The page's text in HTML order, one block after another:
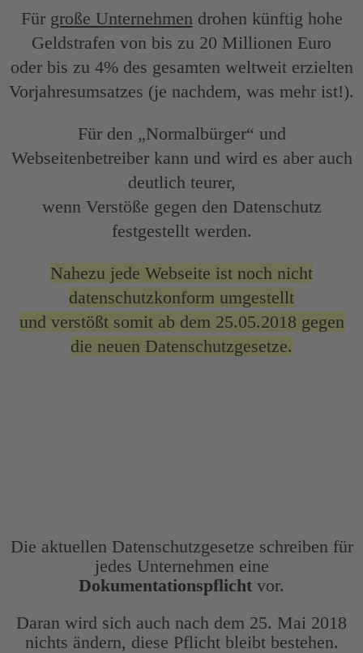
Für große Unternehmen drohen künftig hohe
Geldstrafen von bis zu 20 Millionen Euro
oder bis zu 4% des gesamten weltweit erzielten
Vorjahresumsatzes (je nachdem, was mehr ist!).
Für den „Normalbürger“ und
Webseitenbetreiber kann und wird es aber auch
deutlich teurer,
wenn Verstöße gegen den Datenschutz
festgestellt werden.
Nahezu jede Webseite ist noch nicht
datenschutzkonform umgestellt
und verstößt somit ab dem 25.05.2018 gegen
die neuen Datenschutzgesetze.
Die aktuellen Datenschutzgesetze schreiben für
jedes Unternehmen eine
Dokumentationspflicht vor.
Daran wird sich auch nach dem 25. Mai 2018
nichts ändern, diese Pflicht bleibt bestehen.